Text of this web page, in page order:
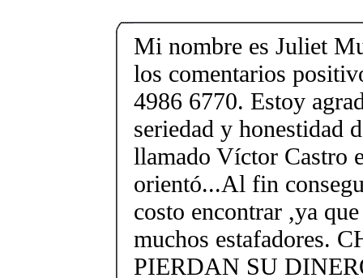
Mi nombre es Juliet
los comentarios
4986 6770. Estoy
seriedad y honestidad
llamado Víctor Castro
orientó...Al fin
costo encontrar ,ya
muchos estafadores.
PIERDAN SU